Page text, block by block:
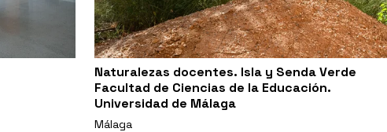
Naturalezas docentes. Isla y Senda Verde
Facultad de Ciencias de la Educación.
Universidad de Málaga
Málaga